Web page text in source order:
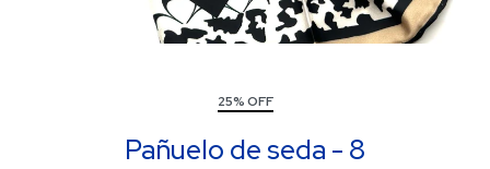
25% OFF
Pañuelo de seda - 8